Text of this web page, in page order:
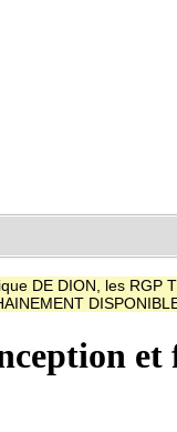
DE DION, les RGP